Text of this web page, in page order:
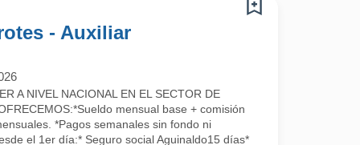
- Auxiliar
A NIVEL NACIONAL EN EL SECTOR DE
mensual base + comisión
*Pagos semanales sin fondo ni
el 1er día:* Seguro social Aguinaldo15 días*